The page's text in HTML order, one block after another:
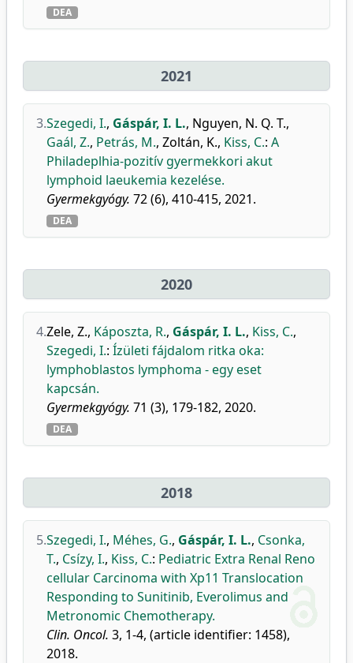
DEA
2021
3.Szegedi, I., Gáspár, I. L., Nguyen, N. Q. T.,
Gaál, Z., Petrás, M., Zoltán, K., Kiss, C.: A
Philadeplhia-pozitív gyermekkori akut
lymphoid laeukemia kezelése.
Gyermekgyógy. 72 (6), 410-415, 2021.
DEA
2020
4.Zele, Z., Káposzta, R., Gáspár, I. L., Kiss, C.,
Szegedi, I.: Ízületi fájdalom ritka oka:
lymphoblastos lymphoma - egy eset
kapcsán.
Gyermekgyógy. 71 (3), 179-182, 2020.
DEA
2018
5.Szegedi, I., Méhes, G., Gáspár, I. L., Csonka,
T., Csízy, I., Kiss, C.: Pediatric Extra Renal Reno
cellular Carcinoma with Xp11 Translocation
Responding to Sunitinib, Everolimus and
Metronomic Chemotherapy.
Clin. Oncol. 3, 1-4, (article identifier: 1458),
2018.